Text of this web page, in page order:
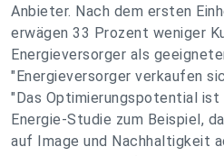
Anbieter. Nach dem ersten
erwägen 33 Prozent weniger
Energieversorger als
"Energieversorger verkaufen
"Das Optimierungspotential ist
Energie-Studie zum Beispiel,
auf Image und Nachhaltigkeit